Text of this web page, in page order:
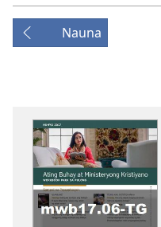
Nauna